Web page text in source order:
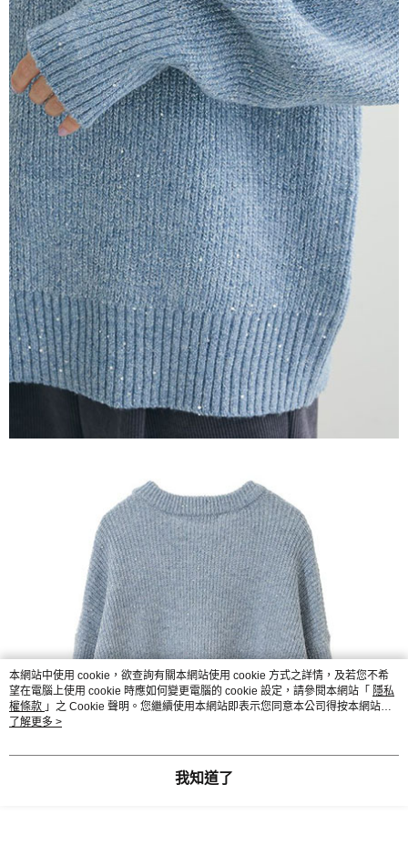
本網站中使用 cookie，欲查詢有關本網站使用 cookie 方式之詳情，及若您不希
望在電腦上使用 cookie 時應如何變更電腦的 cookie 設定，請參閱本網站「 隱私
權條款 」之 Cookie 聲明。您繼續使用本網站即表示您同意本公司得按本網站使
用條款之 Cookie 聲明使用 cookie。
了解更多 >
我知道了